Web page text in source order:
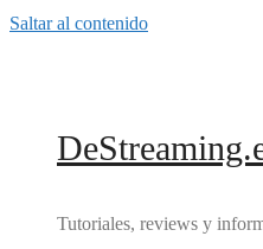
Saltar al contenido
Tutoriales, reviews y